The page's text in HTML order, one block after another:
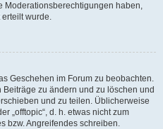
Moderationsberechtigungen haben,
wurde.
Geschehen im Forum zu beobachten.
zu ändern und zu löschen und
und zu teilen. Üblicherweise
„offtopic“, d. h. etwas nicht zum
bzw. Angreifendes schreiben.